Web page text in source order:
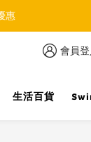
惠
會員
生活百貨